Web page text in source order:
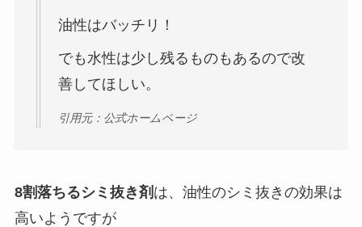
油性はバッチリ！
でも水性は少し残るものもあるので改
善してほしい。
引用元：公式ホームページ
8割落ちるシミ抜き剤 は、油性のシミ抜きの効果は
高いようですが